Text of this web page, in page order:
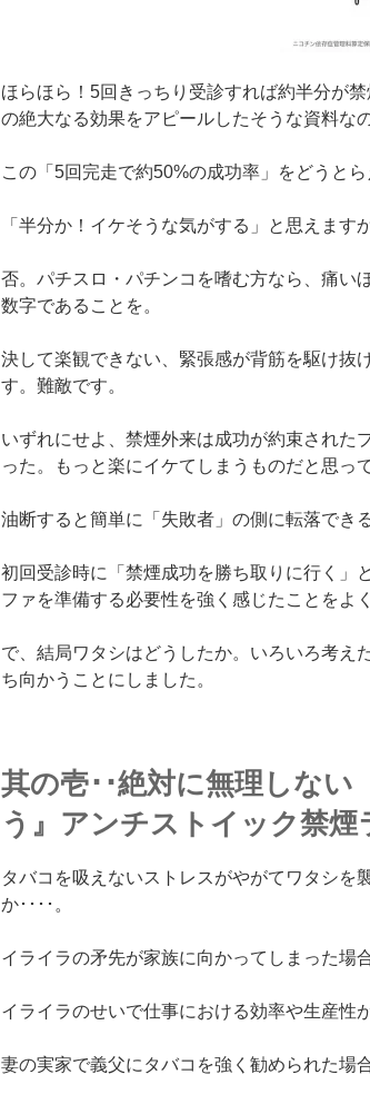
ほらほら！5回きっちり受診すれば約半分が
の絶大なる効果をアピールしたそうな資料な
この「5回完走で約50%の成功率」をどうとら
「半分か！イケそうな気がする」と思えます
否。パチスロ・パチンコを嗜む方なら、痛い
数字であることを。
決して楽観できない、緊張感が背筋を駆け抜
す。難敵です。
いずれにせよ、禁煙外来は成功が約束された
った。もっと楽にイケてしまうものだと思っ
油断すると簡単に「失敗者」の側に転落でき
初回受診時に「禁煙成功を勝ち取りに行く」
ファを準備する必要性を強く感じたことをよ
で、結局ワタシはどうしたか。いろいろ考え
ち向かうことにしました。
其の壱･･絶対に無理しな
う』アンチストイック禁煙
タバコを吸えないストレスがやがてワタシを
か････。
イライラの矛先が家族に向かってしまった場
イライラのせいで仕事における効率や生産性
妻の実家で義父にタバコを強く勧められた場